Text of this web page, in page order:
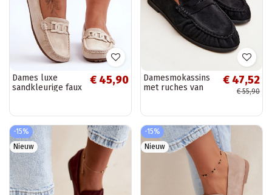
Dames luxe
sandkleurige faux
€ 45,90
Damesmokassins
met ruches van
€ 47,52
€ 55,90
-15%
Nieuw
-15%
Nieuw